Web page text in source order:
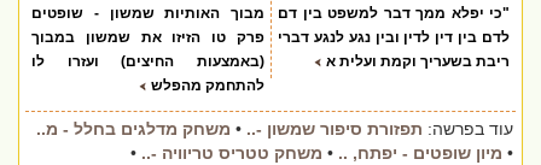
"כי יפלא ממך דבר למשפט בין דם
לדם בין דין לדין ובין נגע לנגע דברי
ריבת בשעריך וקמת ועלית א
מבוך האותיות שמשון - שופטים
פרק טו הזיזו את שמשון במבוך
(באמצעות החיצים) ועזרו לו
להתחמק מהפלש
עוד בפרשה: תפזורת סיפור שמשון -.. • משחק מדלגים בחלל - מ..
• מיון שופטים - יפתח, .. • משחק טטריס טריוויה -.. •